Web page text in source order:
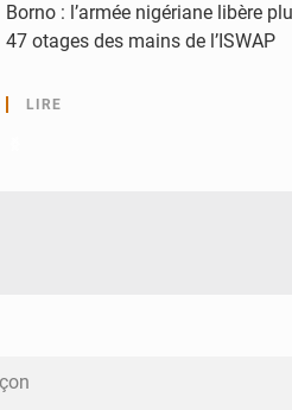
Borno : l’armée nigériane libère
47 otages des mains de l’ISWAP
LIRE